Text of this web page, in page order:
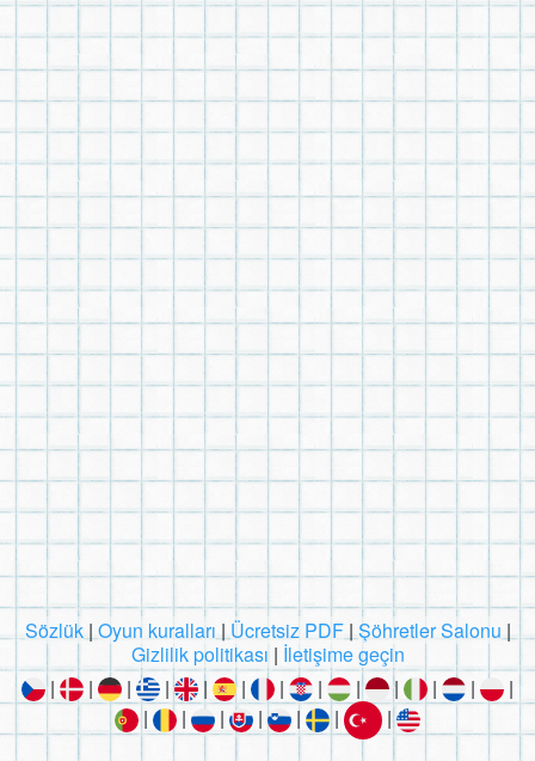
Sözlük| Oyun kuralları | Ücretsiz PDF| Şöhretler Salonu |
Gizlilik politikası | İletişime geçin
|
| | | | | | | | | | |
|
|
| | | | | |